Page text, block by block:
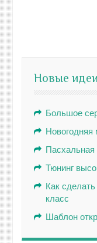
Новые идеи
Большое
Новогодняя
Пасхальная
Тюнинг
Как
класс
Шаблон